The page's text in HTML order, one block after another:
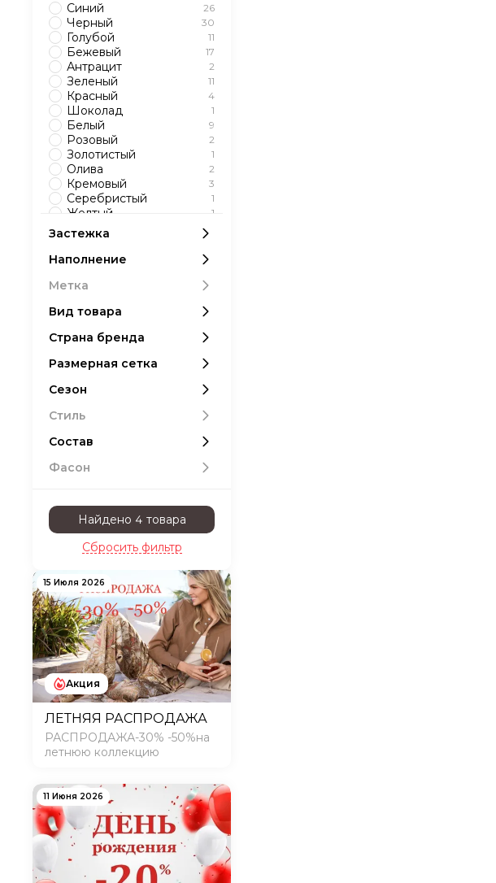
Синий
26
Черный 30
Голубой 11
Бежевый 17
Антрацит 2
Зеленый 11
Красный 4
Шоколад 1
Белый 9
Розовый 2
Золотистый 1
Олива 2
Кремовый 3
Серебристый 1
Желтый 1
Хаки
Серый
кэмел
фиолетовый
пинк
мокко
Темно-синий
кофе
Молочный
Застежка
Наполнение
Метка
Вид товара
Страна бренда
Размерная сетка
Сезон
Стиль
Состав
Фасон
Найдено 4 товара
Сбросить фильтр
15 Июля 2026
Акция
ЛЕТНЯЯ РАСПРОДАЖА
РАСПРОДАЖА-30% -50%на
летнюю коллекцию
11 Июня 2026